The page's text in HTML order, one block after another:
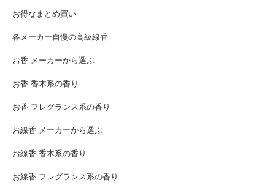
お得なまとめ買い
各メーカー自慢の高級線香
お香 メーカーから選ぶ
お香 香木系の香り
お香 フレグランス系の香り
お線香 メーカーから選ぶ
お線香 香木系の香り
お線香 フレグランス系の香り